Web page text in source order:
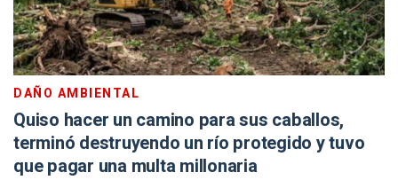
DAÑO AMBIENTAL
Quiso hacer un camino para sus caballos,
terminó destruyendo un río protegido y tuvo
que pagar una multa millonaria